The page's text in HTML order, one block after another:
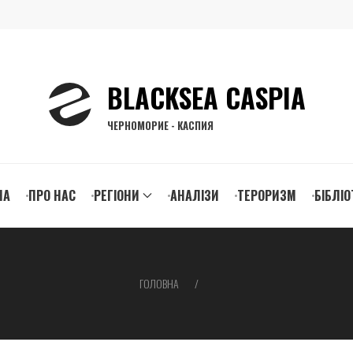
BLACKSEA CASPIA
ЧЕРНОМОРИЕ - КАСПИЯ
ПРО НАС РЕГІОНИ АНАЛІЗИ ТЕРОРИЗМ
ГОЛОВНА